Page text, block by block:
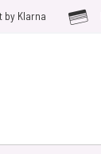
by Klarna